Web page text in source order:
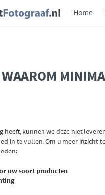
Home
WAAROM
heeft, kunnen we deze niet
in te vullen. Om u meer inzicht
uw soort producten